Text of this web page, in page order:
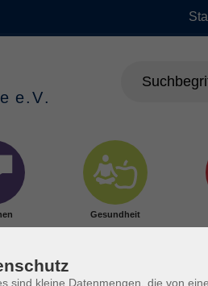
Gesundheit
sind kleine Datenmengen, die von